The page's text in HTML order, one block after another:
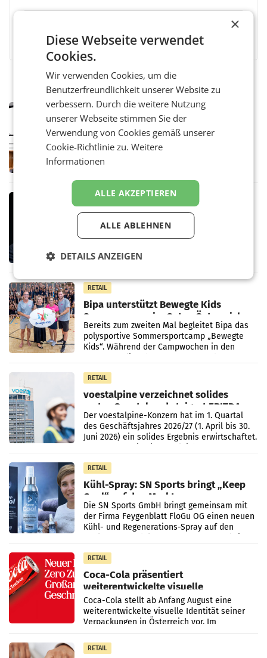
MARKETING & MEDIA
Pilnacek-U-Ausschuss - Presserat
fordert sensible Berichterstattung
WIEN Der Presserat fordert Medienvertreter
Ermittlungen rund um das Ableben des Ex-
Pilnacek, auf sensible
MARKETING & MEDIA
Stiftungsrat Lederer wehrt sich in
den SN gegen Vorwürfe
Mehrere Themen beschäftigen derzeit den
die vom neuen ORF-Chef Clemens Pig
Direktionen abgestimmt werden.
RETAIL
Bipa unterstützt Bewegte Kids
Sommercamps im Osten Österreichs
Bereits zum zweiten Mal begleitet Bipa das
polysportive Sommersportcamp „Bewegte
Kids“. Während der Campwochen in den
RETAIL
voestalpine verzeichnet solides
erstes Quartal und steigert EBITDA
Der voestalpine-Konzern hat im 1. Quartal
des Geschäftsjahres 2026/27 (1. April bis 30.
Juni 2026) ein solides Ergebnis erwirtschaftet.
RETAIL
Kühl-Spray: SN Sports bringt „Keep
Cool“ auf den Markt
Die SN Sports GmbH bringt gemeinsam mit
der Firma Feygenblatt FloGu OG einen neuen
Kühl- und Regenerations-Spray auf den
RETAIL
Coca-Cola präsentiert
weiterentwickelte visuelle
Markenidentität
Coca-Cola stellt ab Anfang August eine
weiterentwickelte visuelle Identität seiner
Verpackungen in Österreich vor. Im
Mittelpunkt des Redesigns stehen zentrale
Gestaltungselemente
RETAIL
×
Diese Webseite verwendet
Cookies.
Wir verwenden Cookies, um die
Benutzerfreundlichkeit unserer Website zu
verbessern. Durch die weitere Nutzung
unserer Webseite stimmen Sie der
Verwendung von Cookies gemäß unserer
Cookie-Richtlinie zu.Weitere
Informationen
ALLE AKZEPTIEREN
ALLE ABLEHNEN
DETAILS ANZEIGEN